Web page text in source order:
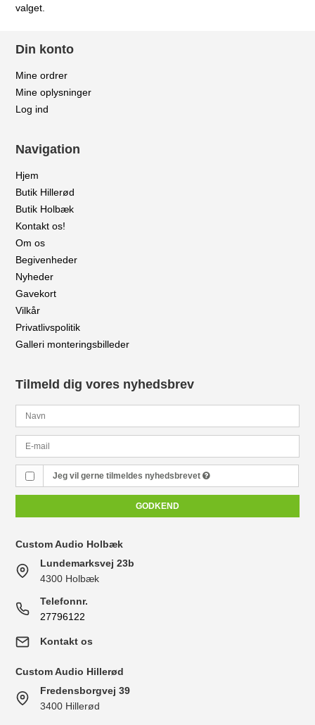
valget.
Din konto
Mine ordrer
Mine oplysninger
Log ind
Navigation
Hjem
Butik Hillerød
Butik Holbæk
Kontakt os!
Om os
Begivenheder
Nyheder
Gavekort
Vilkår
Privatlivspolitik
Galleri monteringsbilleder
Tilmeld dig vores nyhedsbrev
Jeg vil gerne tilmeldes nyhedsbrevet
GODKEND
Custom Audio Holbæk
Lundemarksvej 23b
4300 Holbæk
Telefonnr.
27796122
Kontakt os
Custom Audio Hillerød
Fredensborgvej 39
3400 Hillerød